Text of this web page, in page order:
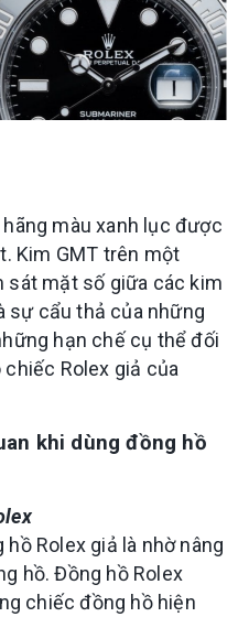
màu xanh lục được
Kim GMT trên một
sát mặt số giữa các kim
sự cẩu thả của những
hạn chế cụ thể đối
Rolex giả của
khi dùng đồng hồ
Rolex giả là nhờ nâng
hồ. Đồng hồ Rolex
chiếc đồng hồ hiện